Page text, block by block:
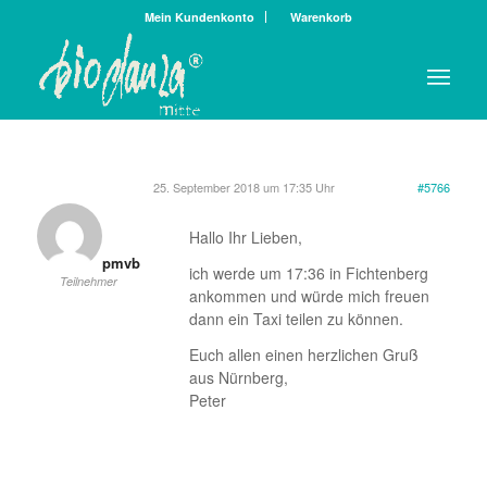
Mein Kundenkonto Warenkorb
25. September 2018 um 17:35 Uhr #5766
pmvb
Teilnehmer
Hallo Ihr Lieben,
ich werde um 17:36 in Fichtenberg
ankommen und würde mich freuen
dann ein Taxi teilen zu können.
Euch allen einen herzlichen Gruß
aus Nürnberg,
Peter